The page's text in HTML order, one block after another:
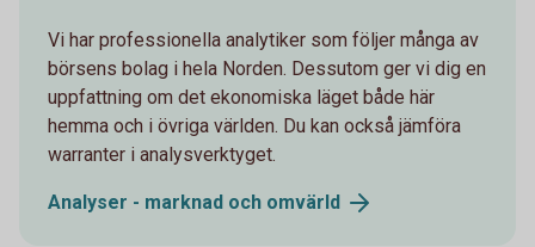
Vi har professionella analytiker som följer många av
börsens bolag i hela Norden. Dessutom ger vi dig en
uppfattning om det ekonomiska läget både här
hemma och i övriga världen. Du kan också jämföra
warranter i analysverktyget.
Analyser - marknad och omvärld